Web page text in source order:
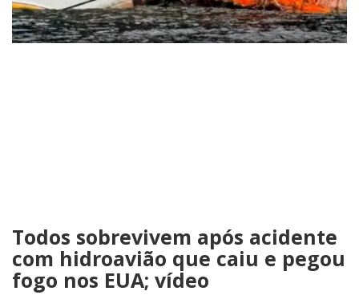
Todos sobrevivem após acidente
com hidroavião que caiu e pegou
fogo nos EUA; vídeo